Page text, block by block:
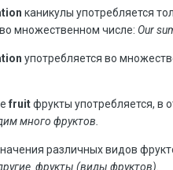
каникулы употребляется
множественном числе: Our
употребляется во
fruitфрукты употребляется, в
много фруктов.
различных видов
фрукты (виды фруктов).